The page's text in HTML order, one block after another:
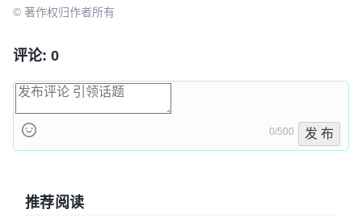
© 著作权归作者所有
评论: 0
0/500 发 布
推荐阅读